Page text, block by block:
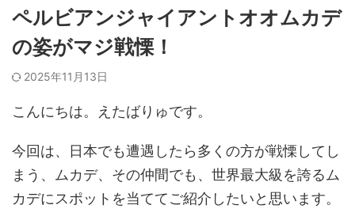
ペルビアンジャイアントオオムカデ
の姿がマジ戦慄！
2025年11月13日
こんにちは。えたばりゅです。
今回は、日本でも遭遇したら多くの方が戦慄してし
まう、ムカデ、その仲間でも、世界最大級を誇るム
カデにスポットを当ててご紹介したいと思います。